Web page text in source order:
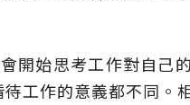
開始思考工作對自己
工作的意義都不同。